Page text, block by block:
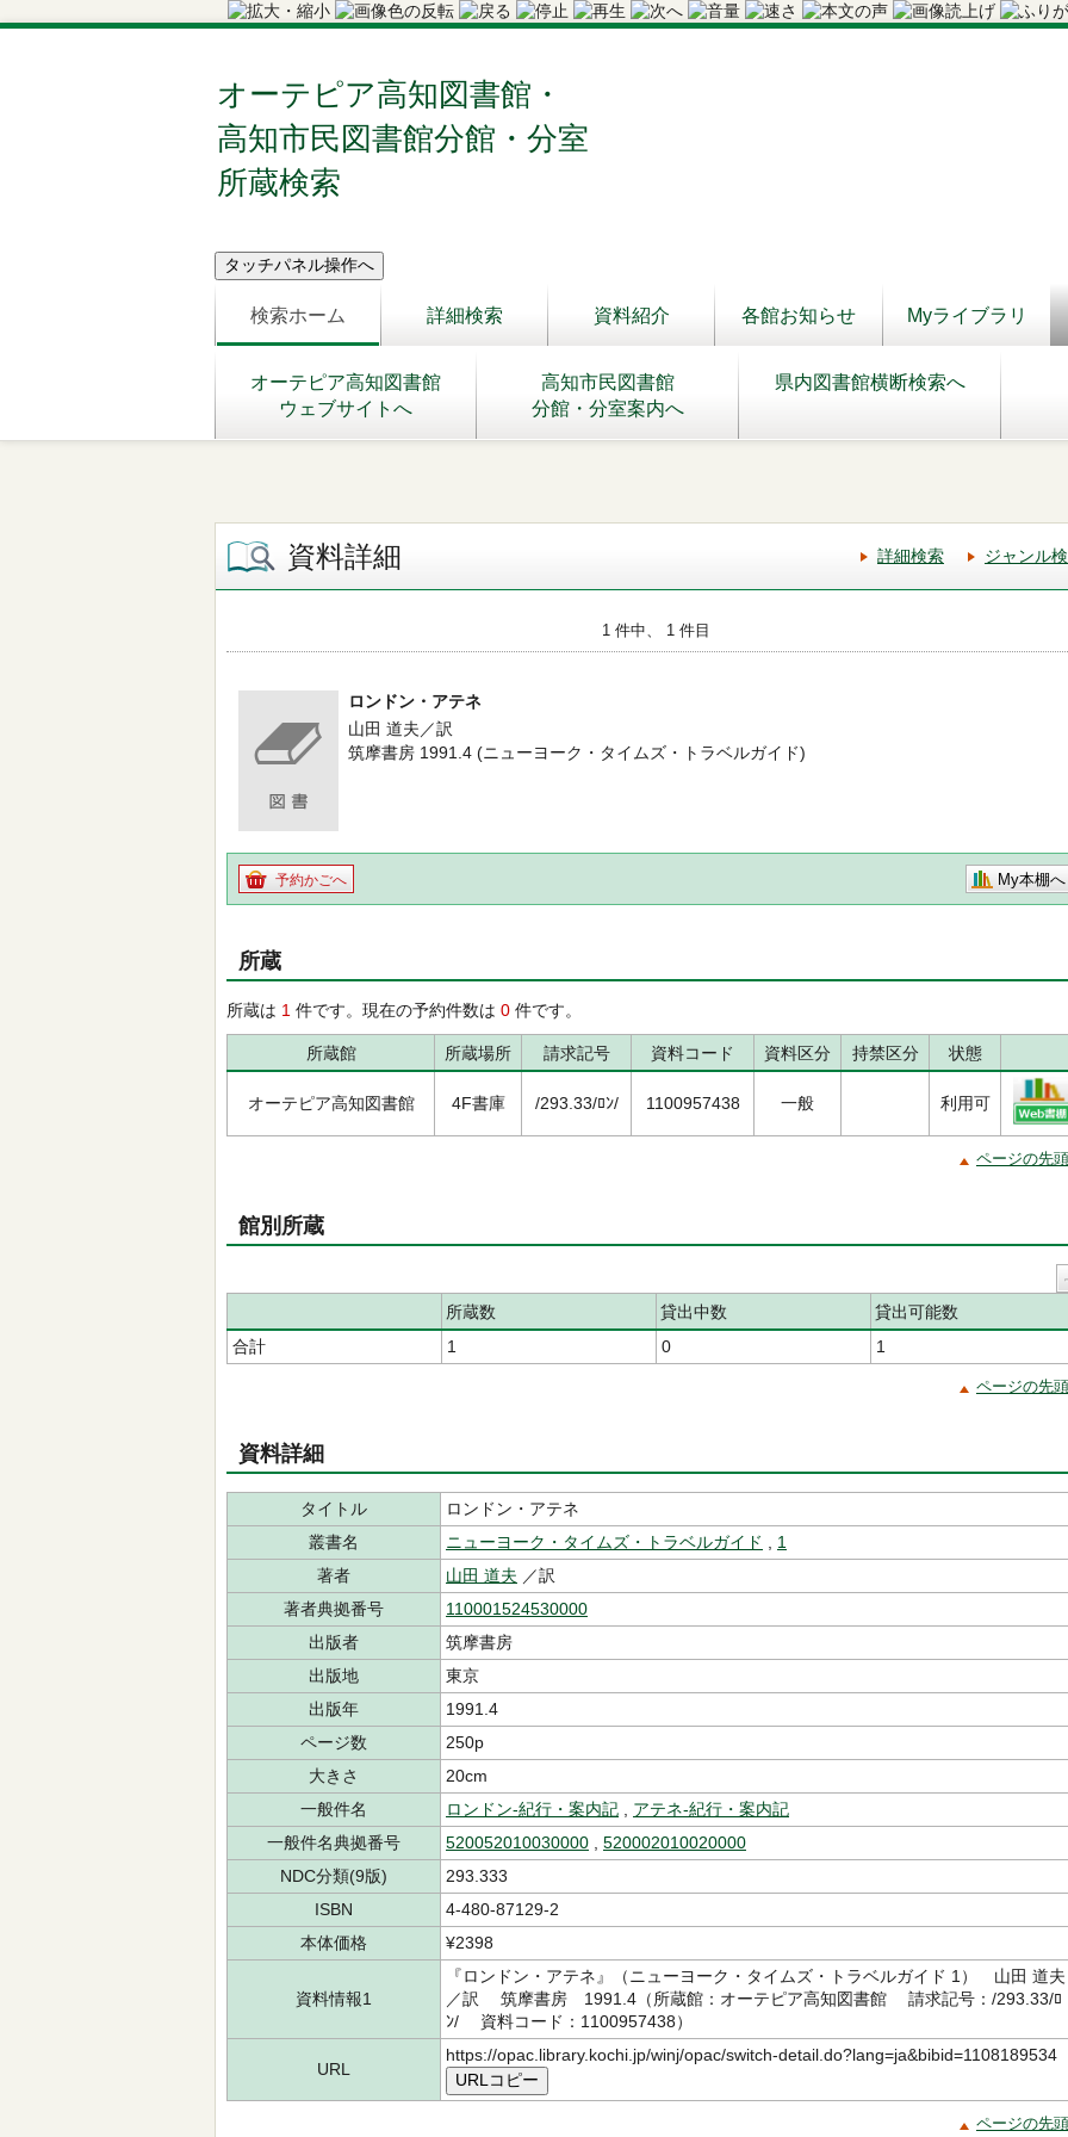
オーテピア高知図書館・
高知市民図書館分館・分室
所蔵検索
検索ホーム 詳細検索 資料紹介 各館お知らせ Myライブラリ
オーテピア高知図書館
ウェブサイトへ
高知市民図書館
分館・分室案内へ
県内図書館横断検索へ
資料詳細 詳細検索 ジャンル
1 件中、 1 件目
ロンドン・アテネ
山田 道夫／訳
筑摩書房 1991.4 (ニューヨーク・タイムズ・トラベルガイド)
予約かごへ My本棚へ
所蔵
所蔵は 1 件です。現在の予約件数は 0 件です。
所蔵館 所蔵場所 請求記号 資料コード 資料区分 持禁区分 状態
オーテピア高知図書館 4F書庫 /293.33/ﾛﾝ/ 1100957438 一般 利用可
ページの先
館別所蔵
所蔵数 貸出中数
貸出可能数
合計
1 0 1
ページの先
資料詳細
タイトル
ロンドン・アテネ
叢書名
ニューヨーク・タイムズ・トラベルガイド
1
著者
山田 道夫 ／訳
著者典拠番号
110001524530000
出版者
筑摩書房
出版地
東京
出版年
1991.4
ページ数
250p
大きさ
20cm
一般件名
ロンドン-紀行・案内記
アテネ-紀行・案内記
一般件名典拠番号
520052010030000
520002010020000
NDC分類(9版)
293.333
ISBN
4-480-87129-2
本体価格
¥2398
資料情報1
『ロンドン・アテネ』（ニューヨーク・タイムズ・トラベルガイド 1） 山田 道夫
／訳 筑摩書房 1991.4（所蔵館：オーテピア高知図書館 請求記号：/293.33/ﾛ
ﾝ/ 資料コード：1100957438）
URL
https://opac.library.kochi.jp/winj/opac/switch-detail.do?lang=ja&bibid=1108189534
URLコピー
ページの先